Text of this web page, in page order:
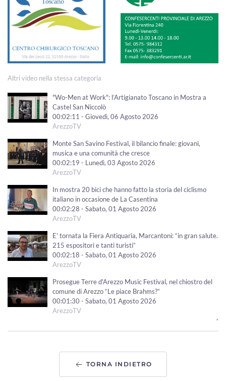
Altri video nella stessa categoria
"Wo-Men at Work": l’Artigianato Toscano in Mostra a
Castel San Niccolò
00:02:11 - Giovedì, 06 Agosto 2026
ArezzoTV
Monte San Savino Festival, il bilancio finale: giovani,
musica e una comunità che cresce
00:02:19 - Lunedì, 03 Agosto 2026
ArezzoTV
In mostra 20 bici che hanno fatto la storia del ciclismo
italiano in occasione de La Casentina
00:02:28 - Sabato, 01 Agosto 2026
ArezzoTV
E' tornata la Fiera Antiquaria, Marcantoni: “in gran salute.
215 espositori e tanti turisti”
00:02:18 - Sabato, 01 Agosto 2026
ArezzoTV
Prosegue Terre d'Arezzo Music Festival, nel chiostro del
comune di Arezzo “Le piace Brahms?”
00:01:30 - Sabato, 01 Agosto 2026
ArezzoTV
TORNA INDIETRO